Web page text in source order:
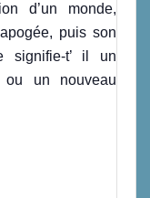
d’un monde,
puis son
signifie-t’ il un
ou un nouveau